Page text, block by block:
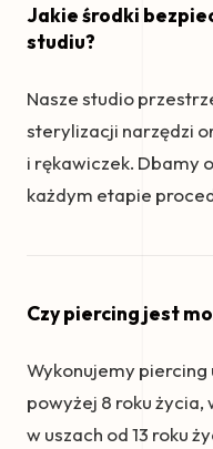
Jakie środki
studiu?
Nasze studio
sterylizacji narzędzi
i rękawiczek. Dbamy
każdym etapie
Czy piercing jest
Wykonujemy piercing
powyżej 8 roku życia,
w uszach od 13 roku